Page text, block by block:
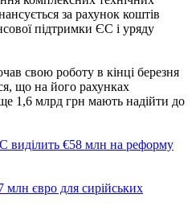
за рахунок коштів
підтримки ЄС і уряду
свою роботу в кінці березня
що на його рахунках
1,6 млрд грн мають надійти до
виділить €58 млн на реформу
млн ​​євро для сирійських